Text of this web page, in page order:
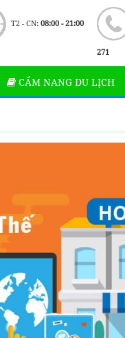
271
T2 - CN: 08:00 - 21:00
CẨM NANG DU LỊCH